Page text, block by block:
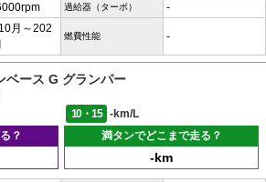
過給器（ターボ） -
月～202
燃費性能 -
ベース G グランパー
10・15
-km/L
？
満タンでどこまで走る？
-km